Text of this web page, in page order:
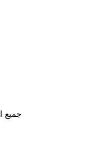
جميع